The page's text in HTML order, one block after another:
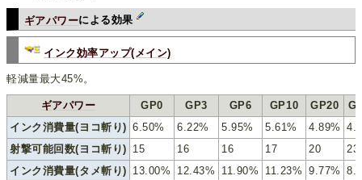
ギアパワーによる効果
インク効率アップ(メイン)
軽減量最大45%。
ギアパワー GP0 GP3 GP6 GP10 GP20
インク消費量(ヨコ斬り) 6.50% 6.22% 5.95% 5.61% 4.89%
射撃可能回数(ヨコ斬り) 15 16 16 17 20
23
インク消費量(タメ斬り) 13.00% 12.43% 11.90% 11.23% 9.77%